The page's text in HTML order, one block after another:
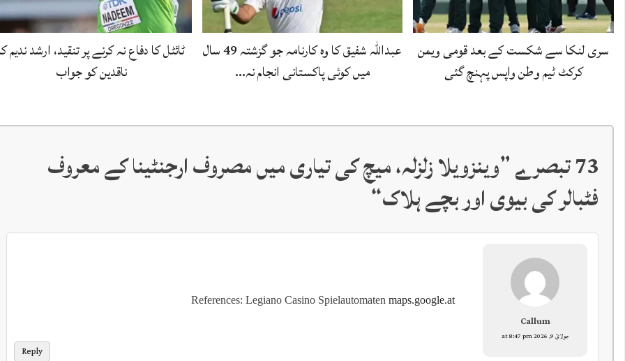
سری لنکا سے شکست کے بعد قومی ویمن
کرکٹ ٹیم وطن واپس پہنچ گئی
عبداللہ شفیق کا وہ کارنامہ جو گزشتہ 49 سال
میں کوئی پاکستانی انجام نہ…
ٹائٹل کا دفاع نہ کرنے پر تنقید، ارشد ندیم
ناقدین کو جواب
73 تبصرے ” وینزویلا زلزلہ، میچ کی تیاری میں مصروف ارجنٹینا کے معروف
فٹبالر کی بیوی اور بچے ہلاک“
Callum
جولائ 9, 2026 at 8:47 pm
References: Legiano Casino Spielautomaten maps.google.at
Reply